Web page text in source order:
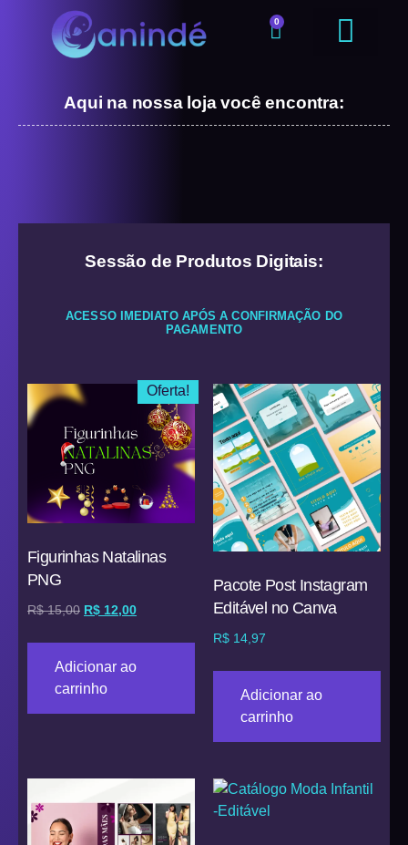
0
Aqui na nossa loja você encontra:
Sessão de Produtos Digitais:
ACESSO IMEDIATO APÓS A CONFIRMAÇÃO DO
PAGAMENTO
Oferta!
Figurinhas Natalinas
PNG
R$15,00 R$ 12,00
Adicionar ao
carrinho
Pacote Post Instagram
Editável no Canva
R$ 14,97
Adicionar ao
carrinho